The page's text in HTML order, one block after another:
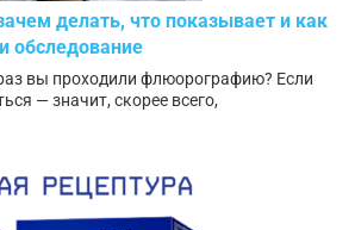
делать, что показывает и как
обследование
вы проходили флюорографию? Если
— значит, скорее всего,